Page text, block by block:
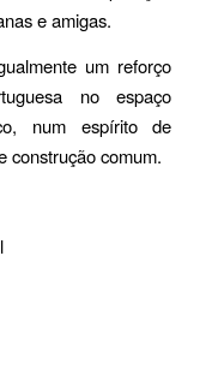
e amigas.
um reforço
no espaço
num espírito de
construção comum.